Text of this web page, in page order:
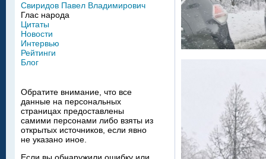
Свиридов Павел Владимирович
Глас народа
Цитаты
Новости
Интервью
Рейтинги
Блог
Обратите внимание, что все
данные на персональных
страницах предоставлены
самими персонами либо взяты из
открытых источников, если явно
не указано иное.